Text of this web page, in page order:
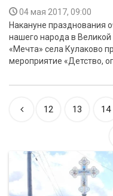
04 мая 2017, 09:00
Накануне празднования
нашего народа в
«Мечта» села Кулаково
мероприятие «Детство,
12 13 14